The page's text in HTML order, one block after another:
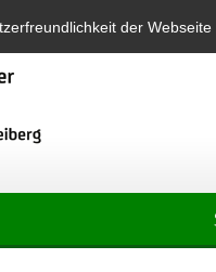
der